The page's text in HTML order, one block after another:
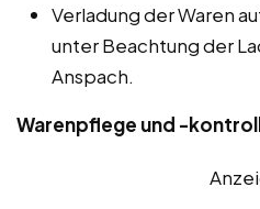
Verladung der Waren
unter Beachtung der
Anspach.
Warenpflege und -